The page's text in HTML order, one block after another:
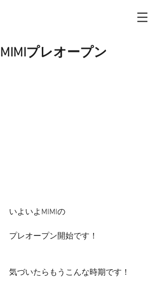
MIMIプレオープン
いよいよMIMIの
プレオープン開始です！
気づいたらもうこんな時期です！